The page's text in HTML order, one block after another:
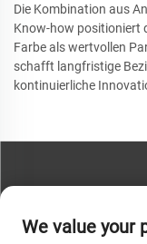
Die Kombination aus
Know-how positioniert
Farbe als wertvollen
schafft langfristige
kontinuierliche
We value your